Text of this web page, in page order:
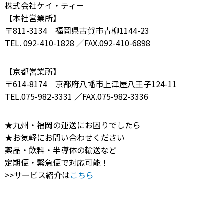
株式会社ケイ・ティー
【本社営業所】
〒811-3134 福岡県古賀市青柳1144-23
TEL. 092-410-1828 ／FAX.092-410-6898
【京都営業所】
〒614-8174 京都府八幡市上津屋八王子124-11
TEL.075-982-3331 ／FAX.075-982-3336
★九州・福岡の運送にお困りでしたら
★お気軽にお問い合わせください
薬品・飲料・半導体の輸送など
定期便・緊急便で対応可能！
>>サービス紹介はこちら